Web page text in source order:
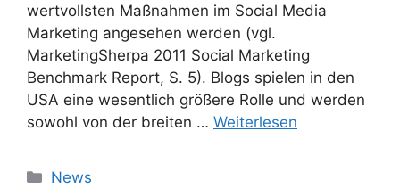
wertvollsten Maßnahmen im Social Media
Marketing angesehen werden (vgl.
MarketingSherpa 2011 Social Marketing
Benchmark Report, S. 5). Blogs spielen in den
USA eine wesentlich größere Rolle und werden
sowohl von der breiten … Weiterlesen
Kategorien
News